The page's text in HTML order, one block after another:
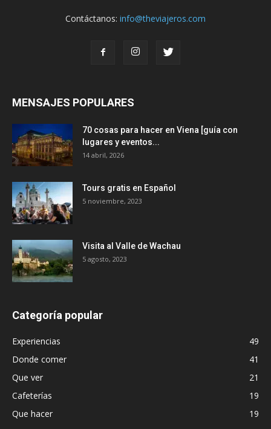
Contáctanos: info@theviajeros.com
MENSAJES POPULARES
70 cosas para hacer en Viena [guía con
lugares y eventos...
14 abril, 2026
Tours gratis en Español
5 noviembre, 2023
Visita al Valle de Wachau
5 agosto, 2023
Categoría popular
Experiencias
49
Donde comer
41
Que ver
21
Cafeterías
19
Que hacer
19